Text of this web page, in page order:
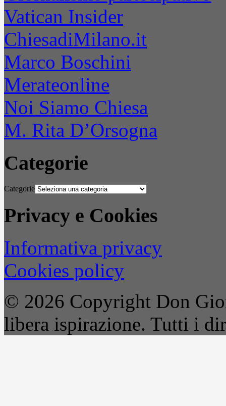
Vatican Insider
ChiesadiMilano.it
Marco Boschini
Merateonline
Noi Siamo Chiesa
M. Rita D’Orsogna
Categorie
Categorie
Privacy e Cookies
Informativa privacy
Cookies policy
© 2026 Copyright Don
libera ispirazione. Tutti i